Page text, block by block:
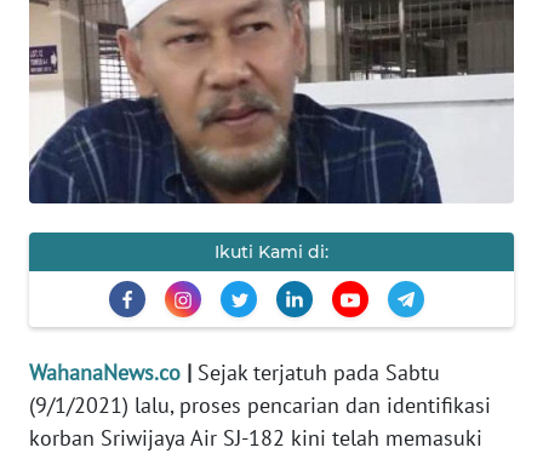
Ikuti Kami di:
WahanaNews.co | Sejak terjatuh pada Sabtu
(9/1/2021) lalu, proses pencarian dan identifikasi
korban Sriwijaya Air SJ-182 kini telah memasuki
KESEHATAN
INTERNASIONAL
SERBA-SERBI
OLAHRAGA
OPINI